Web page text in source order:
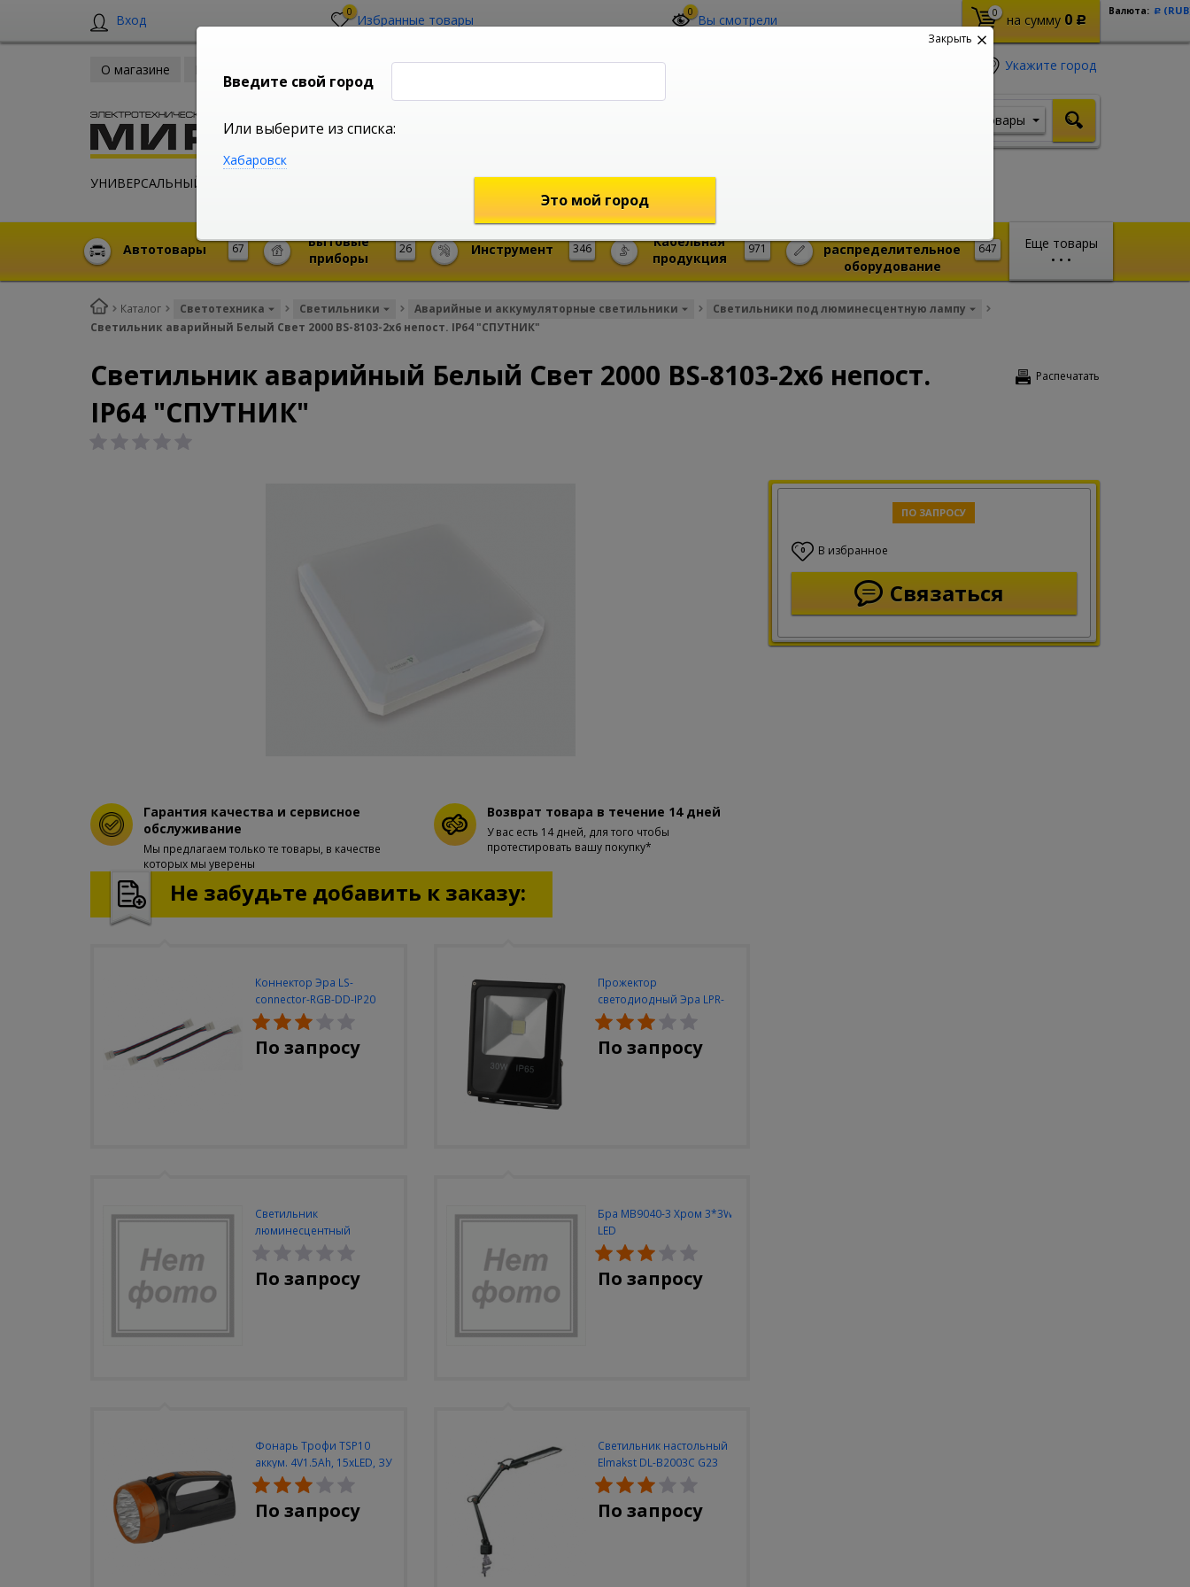
Вход 0 Избранные товары 0 Вы смотрели 0 на сумму 0 Р
Валюта: Р
О магазине
УНИВЕРСАЛЬНЫЙ ИНТЕРНЕТ МАГАЗИН
Укажите город
shop@mireks.ru
Товары
Еще товары
• • •
67
Автотовары 26
Бытовые
приборы
346
Инструмент 971
Кабельная
продукция
647
распределительное
оборудование
Каталог Светотехника Светильники Аварийные и аккумуляторные светильники
Светильники под люминесцентную лампу
Светильник аварийный Белый Свет 2000 BS-8103-2х6 непост. IP64 "СПУТНИК"
Распечатать
Светильник аварийный Белый Свет 2000 BS-8103-2х6 непост.
IP64 "СПУТНИК"
ПО ЗАПРОСУ
0 В избранное
Связаться
Гарантия качества и сервисное
обслуживание
Мы предлагаем только те товары, в качестве
которых мы уверены
Возврат товара в течение 14 дней
У вас есть 14 дней, для того чтобы
протестировать вашу покупку*
Не забудьте добавить к заказу:
Коннектор Эра LS-
connector-RGB-DD-IP20
(3шт/уп)
По запросу
Прожектор
светодиодный Эра LPR-
30W-6500K-M
По запросу
Светильник
люминесцентный
Navigator NEL-A2-E130-T4-
840/WH
По запросу
Бра MB9040-3 Хром 3*3W
LED
По запросу
Фонарь Трофи TSP10
аккум. 4V1.5Ah, 15xLED, ЗУ
вилка 220V
По запросу
Светильник настольный
Elmakst DL-B2003C G23
черный струбцина
По запросу
Закрыть
Введите свой город
Или выберите из списка:
Хабаровск
Это мой город